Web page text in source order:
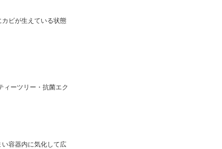
ビが生えている状態
ィーツリー・抗菌エク
容器内に気化して広